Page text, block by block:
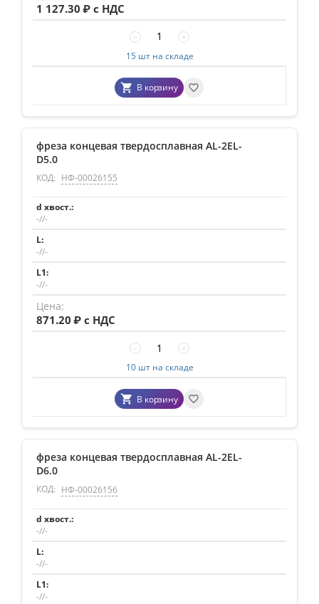
1 127.30 ₽ с НДС
+
−
15 шт на складе
В корзину
фреза концевая твердосплавная AL-2EL-
D5.0
КОД: НФ-00026155
-//-
-//-
-//-
871.20 ₽ с НДС
+
−
10 шт на складе
В корзину
фреза концевая твердосплавная AL-2EL-
D6.0
КОД: НФ-00026156
-//-
-//-
-//-